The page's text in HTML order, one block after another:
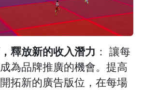
釋放新的收入潛力 ： 讓每
為品牌推廣的機會。提高
拓新的廣告版位，在每場